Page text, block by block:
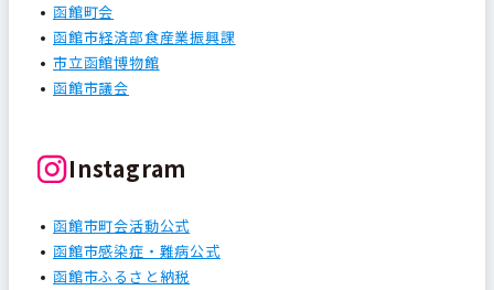
函館町会
函館市経済部食産業振興課
市立函館博物館
函館市議会
Instagram
函館市町会活動公式
函館市感染症・難病公式
函館市ふるさと納税